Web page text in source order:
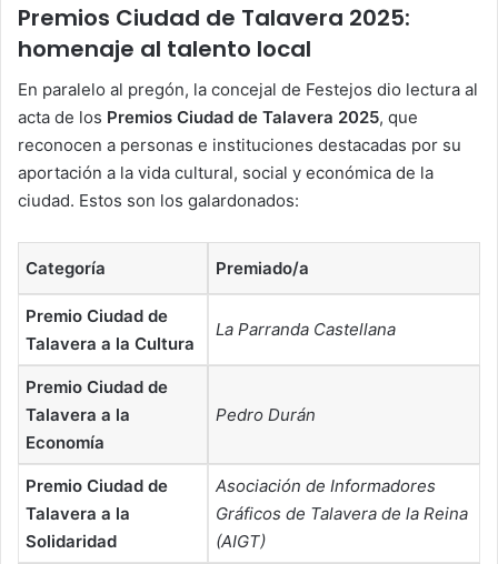
Premios Ciudad de Talavera 2025:
homenaje al talento local
En paralelo al pregón, la concejal de Festejos dio lectura al
acta de los Premios Ciudad de Talavera 2025, que
reconocen a personas e instituciones destacadas por su
aportación a la vida cultural, social y económica de la
ciudad. Estos son los galardonados:
Categoría Premiado/a
Premio Ciudad de
Talavera a la Cultura
La Parranda Castellana
Premio Ciudad de
Talavera a la
Economía
Pedro Durán
Premio Ciudad de
Talavera a la
Solidaridad
Asociación de Informadores
Gráficos de Talavera de la Reina
(AIGT)